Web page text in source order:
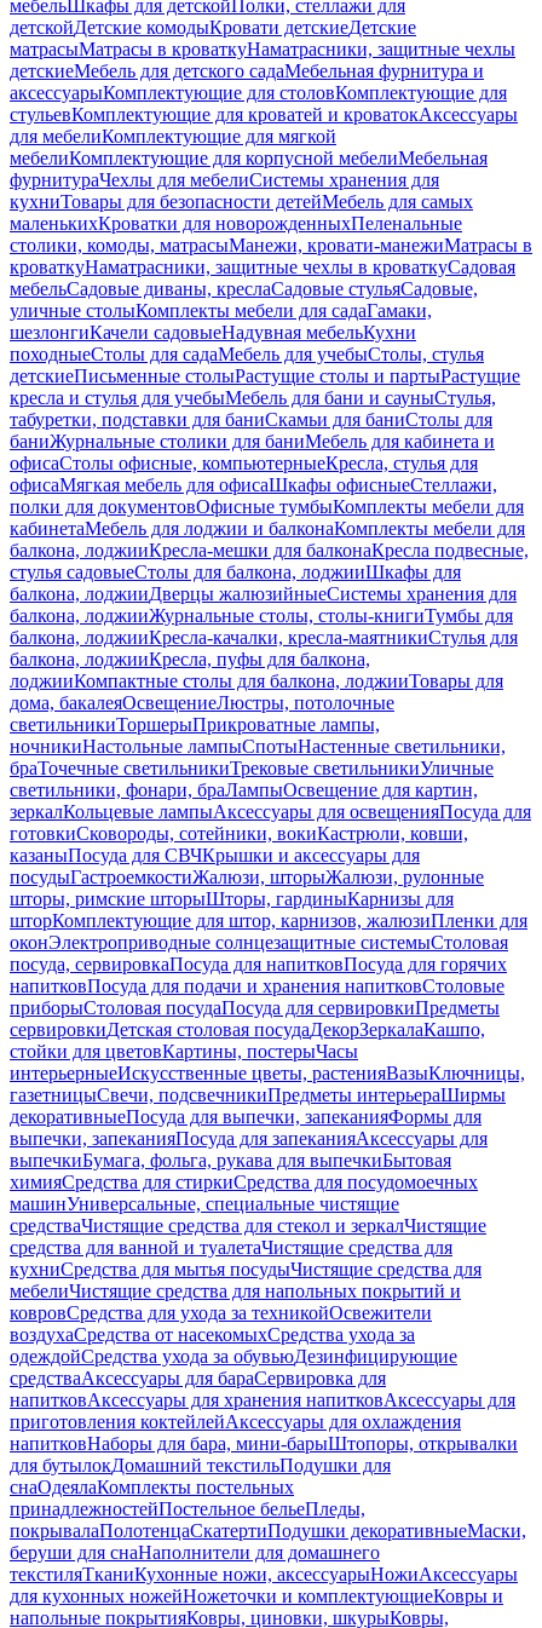
мебельШкафы для детскойПолки, стеллажи для
детскойДетские комодыКровати детскиеДетские
матрасыМатрасы в кроваткуНаматрасники, защитные чехлы
детскиеМебель для детского садаМебельная фурнитура и
аксессуарыКомплектующие для столовКомплектующие для
стульевКомплектующие для кроватей и кроватокАксессуары
для мебелиКомплектующие для мягкой
мебелиКомплектующие для корпусной мебелиМебельная
фурнитураЧехлы для мебелиСистемы хранения для
кухниТовары для безопасности детейМебель для самых
маленькихКроватки для новорожденныхПеленальные
столики, комоды, матрасыМанежи, кровати-манежиМатрасы в
кроваткуНаматрасники, защитные чехлы в кроваткуСадовая
мебельСадовые диваны, креслаСадовые стульяСадовые,
уличные столыКомплекты мебели для садаГамаки,
шезлонгиКачели садовыеНадувная мебельКухни
походныеСтолы для садаМебель для учебыСтолы, стулья
детскиеПисьменные столыРастущие столы и партыРастущие
кресла и стулья для учебыМебель для бани и сауныСтулья,
табуретки, подставки для баниСкамьи для баниСтолы для
баниЖурнальные столики для баниМебель для кабинета и
офисаСтолы офисные, компьютерныеКресла, стулья для
офисаМягкая мебель для офисаШкафы офисныеСтеллажи,
полки для документовОфисные тумбыКомплекты мебели для
кабинетаМебель для лоджии и балконаКомплекты мебели для
балкона, лоджииКресла-мешки для балконаКресла подвесные,
стулья садовыеСтолы для балкона, лоджииШкафы для
балкона, лоджииДверцы жалюзийныеСистемы хранения для
балкона, лоджииЖурнальные столы, столы-книгиТумбы для
балкона, лоджииКресла-качалки, кресла-маятникиСтулья для
балкона, лоджииКресла, пуфы для балкона,
лоджииКомпактные столы для балкона, лоджииТовары для
дома, бакалеяОсвещениеЛюстры, потолочные
светильникиТоршерыПрикроватные лампы,
ночникиНастольные лампыСпотыНастенные светильники,
браТочечные светильникиТрековые светильникиУличные
светильники, фонари, браЛампыОсвещение для картин,
зеркалКольцевые лампыАксессуары для освещенияПосуда для
готовкиСковороды, сотейники, вокиКастрюли, ковши,
казаныПосуда для СВЧКрышки и аксессуары для
посудыГастроемкостиЖалюзи, шторыЖалюзи, рулонные
шторы, римские шторыШторы, гардиныКарнизы для
шторКомплектующие для штор, карнизов, жалюзиПленки для
оконЭлектроприводные солнцезащитные системыСтоловая
посуда, сервировкаПосуда для напитковПосуда для горячих
напитковПосуда для подачи и хранения напитковСтоловые
приборыСтоловая посудаПосуда для сервировкиПредметы
сервировкиДетская столовая посудаДекорЗеркалаКашпо,
стойки для цветовКартины, постерыЧасы
интерьерныеИскусственные цветы, растенияВазыКлючницы,
газетницыСвечи, подсвечникиПредметы интерьераШирмы
декоративныеПосуда для выпечки, запеканияФормы для
выпечки, запеканияПосуда для запеканияАксессуары для
выпечкиБумага, фольга, рукава для выпечкиБытовая
химияСредства для стиркиСредства для посудомоечных
машинУниверсальные, специальные чистящие
средстваЧистящие средства для стекол и зеркалЧистящие
средства для ванной и туалетаЧистящие средства для
кухниСредства для мытья посудыЧистящие средства для
мебелиЧистящие средства для напольных покрытий и
ковровСредства для ухода за техникойОсвежители
воздухаСредства от насекомыхСредства ухода за
одеждойСредства ухода за обувьюДезинфицирующие
средстваАксессуары для бараСервировка для
напитковАксессуары для хранения напитковАксессуары для
приготовления коктейлейАксессуары для охлаждения
напитковНаборы для бара, мини-барыШтопоры, открывалки
для бутылокДомашний текстильПодушки для
снаОдеялаКомплекты постельных
принадлежностейПостельное бельеПледы,
покрывалаПолотенцаСкатертиПодушки декоративныеМаски,
беруши для снаНаполнители для домашнего
текстиляТканиКухонные ножи, аксессуарыНожиАксессуары
для кухонных ножейНожеточки и комплектующиеКовры и
напольные покрытияКовры, циновки, шкурыКовры,